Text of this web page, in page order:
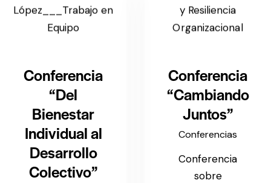
Conferencia
“Del
Bienestar
Individual al
Desarrollo
Colectivo”
Conferencia
“Cambiando
Juntos”
Conferencias
Conferencia
sobre